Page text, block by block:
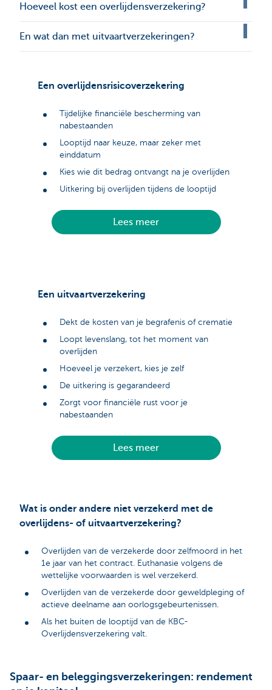
Hoeveel kost een overlijdensverzekering?
En wat dan met uitvaartverzekeringen?
Een overlijdensrisicoverzekering
Tijdelijke financiële bescherming van
nabestaanden
Looptijd naar keuze, maar zeker met
einddatum
Kies wie dit bedrag ontvangt na je overlijden
Uitkering bij overlijden tijdens de looptijd
Lees meer
Een uitvaartverzekering
Dekt de kosten van je begrafenis of crematie
Loopt levenslang, tot het moment van
overlijden
Hoeveel je verzekert, kies je zelf
De uitkering is gegarandeerd
Zorgt voor financiële rust voor je
nabestaanden
Lees meer
Wat is onder andere niet verzekerd met de
overlijdens- of uitvaartverzekering?
Overlijden van de verzekerde door zelfmoord in het
1e jaar van het contract. Euthanasie volgens de
wettelijke voorwaarden is wel verzekerd.
Overlijden van de verzekerde door geweldpleging of
actieve deelname aan oorlogsgebeurtenissen.
Als het buiten de looptijd van de KBC-
Overlijdensverzekering valt.
Spaar- en beleggingsverzekeringen: rendement